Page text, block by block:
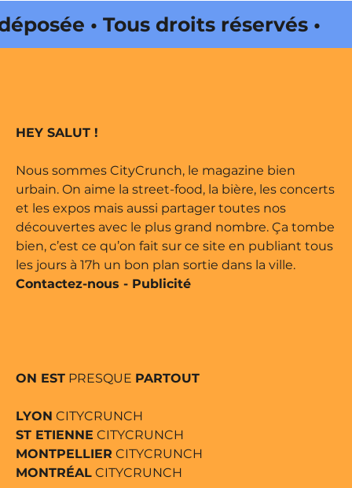
• Tous droits réservés •
HEY SALUT !
Nous sommes CityCrunch, le magazine bien
urbain. On aime la street-food, la bière, les concerts
et les expos mais aussi partager toutes nos
découvertes avec le plus grand nombre. Ça tombe
bien, c’est ce qu’on fait sur ce site en publiant tous
les jours à 17h un bon plan sortie dans la ville.
Contactez-nous - Publicité
ON EST PRESQUE PARTOUT
LYON CITYCRUNCH
ST ETIENNE CITYCRUNCH
MONTPELLIER CITYCRUNCH
MONTRÉAL CITYCRUNCH